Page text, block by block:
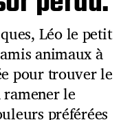
Léo le petit
animaux à
pour trouver le
le
préférées